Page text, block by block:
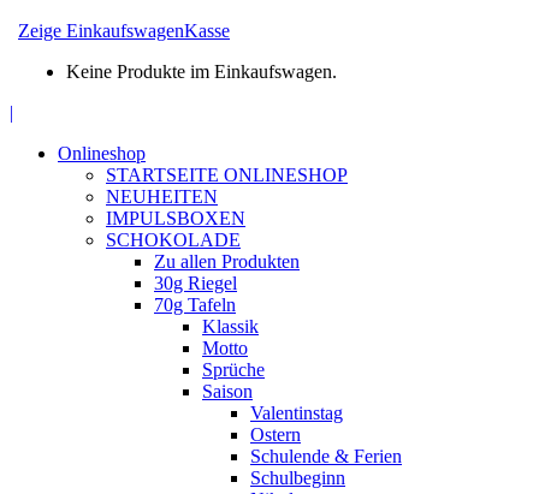
Zeige EinkaufswagenKasse
Keine Produkte im Einkaufswagen.
opens
|
Onlineshop
STARTSEITE ONLINESHOP
NEUHEITEN
IMPULSBOXEN
SCHOKOLADE
Zu allen Produkten
30g Riegel
70g Tafeln
Klassik
Motto
Sprüche
Saison
Valentinstag
Ostern
Schulende & Ferien
Schulbeginn